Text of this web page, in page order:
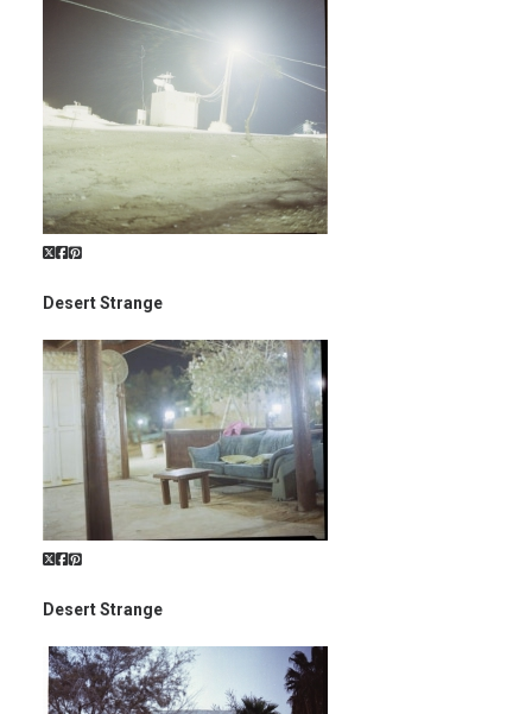
Desert Strange
Desert Strange